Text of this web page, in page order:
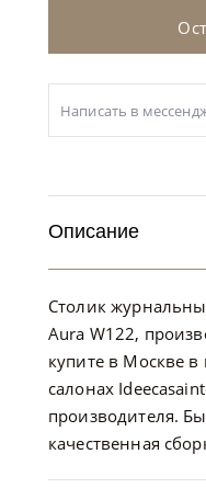
Написать в
Описание
Столик
Aura W122,
купите в Москве в
салонах
производителя.
качественная